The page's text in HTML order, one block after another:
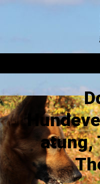
atung,